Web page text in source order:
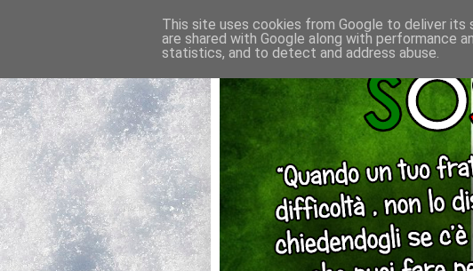
This site uses cookies from Google to deliver its
are shared with Google along with performance
statistics, and to detect and address abuse.